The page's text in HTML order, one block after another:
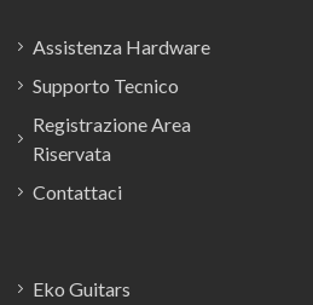
Assistenza Hardware
Supporto Tecnico
Registrazione Area
Riservata
Contattaci
Eko Guitars